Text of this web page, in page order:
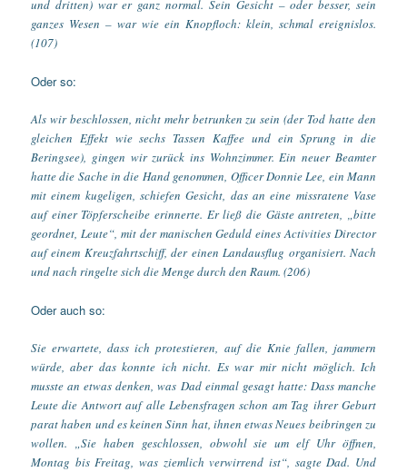
und dritten) war er ganz normal. Sein Gesicht – oder besser, sein
ganzes Wesen – war wie ein Knopfloch: klein, schmal ereignislos.
(107)
Oder so:
Als wir beschlossen, nicht mehr betrunken zu sein (der Tod hatte den
gleichen Effekt wie sechs Tassen Kaffee und ein Sprung in die
Beringsee), gingen wir zurück ins Wohnzimmer. Ein neuer Beamter
hatte die Sache in die Hand genommen, Officer Donnie Lee, ein Mann
mit einem kugeligen, schiefen Gesicht, das an eine missratene Vase
auf einer Töpferscheibe erinnerte. Er ließ die Gäste antreten, „bitte
geordnet, Leute“, mit der manischen Geduld eines Activities Director
auf einem Kreuzfahrtschiff, der einen Landausflug organisiert. Nach
und nach ringelte sich die Menge durch den Raum. (206)
Oder auch so:
Sie erwartete, dass ich protestieren, auf die Knie fallen, jammern
würde, aber das konnte ich nicht. Es war mir nicht möglich. Ich
musste an etwas denken, was Dad einmal gesagt hatte: Dass manche
Leute die Antwort auf alle Lebensfragen schon am Tag ihrer Geburt
parat haben und es keinen Sinn hat, ihnen etwas Neues beibringen zu
wollen. „Sie haben geschlossen, obwohl sie um elf Uhr öffnen,
Montag bis Freitag, was ziemlich verwirrend ist“, sagte Dad. Und